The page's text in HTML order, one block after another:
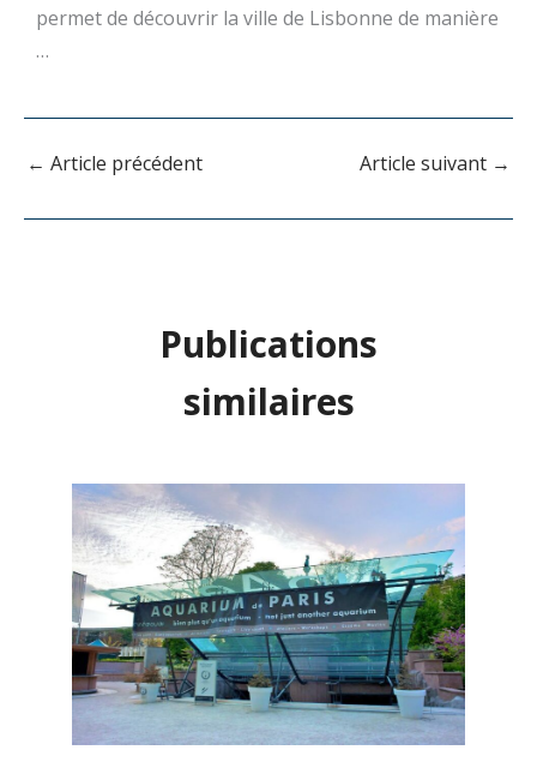
permet de découvrir la ville de Lisbonne de manière
…
← Article précédent Article suivant →
Publications
similaires